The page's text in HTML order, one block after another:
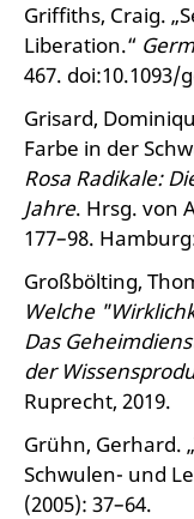
Griffiths, Craig.
Liberation.“
467. doi:10.1093/
Grisard,
Farbe in der
Rosa Radikale:
Jahre. Hrsg. von
177–98.
Großbölting,
Welche
Das
der
Ruprecht, 2019.
Grühn, Gerhard.
Schwulen- und
(2005): 37–64.